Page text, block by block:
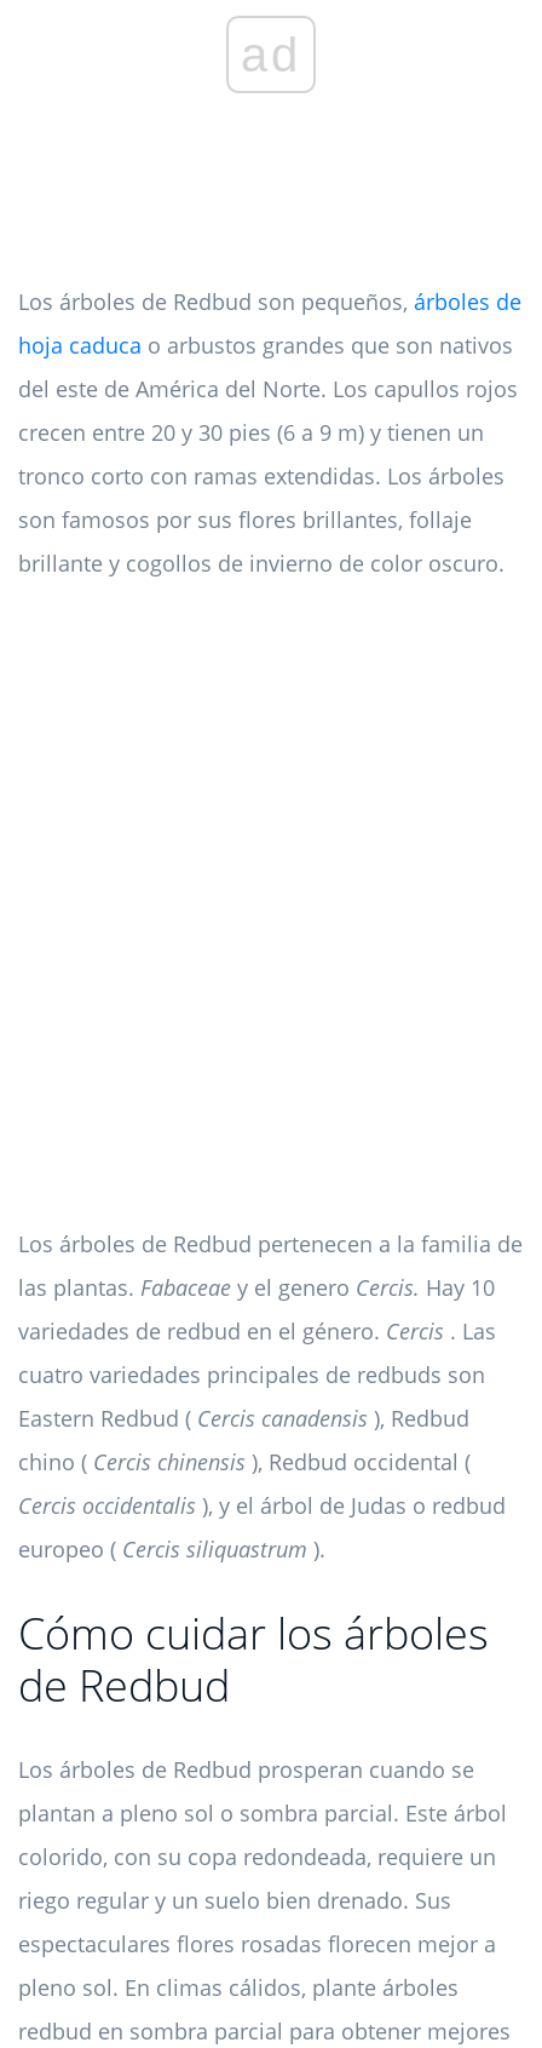
ad
Los árboles de Redbud son pequeños, árboles de
hoja caduca o arbustos grandes que son nativos
del este de América del Norte. Los capullos rojos
crecen entre 20 y 30 pies (6 a 9 m) y tienen un
tronco corto con ramas extendidas. Los árboles
son famosos por sus flores brillantes, follaje
brillante y cogollos de invierno de color oscuro.
Los árboles de Redbud pertenecen a la familia de
las plantas. Fabaceae y el genero Cercis. Hay 10
variedades de redbud en el género. Cercis . Las
cuatro variedades principales de redbuds son
Eastern Redbud ( Cercis canadensis ), Redbud
chino ( Cercis chinensis ), Redbud occidental (
Cercis occidentalis ), y el árbol de Judas o redbud
europeo ( Cercis siliquastrum ).
Cómo cuidar los árboles
de Redbud
Los árboles de Redbud prosperan cuando se
plantan a pleno sol o sombra parcial. Este árbol
colorido, con su copa redondeada, requiere un
riego regular y un suelo bien drenado. Sus
espectaculares flores rosadas florecen mejor a
pleno sol. En climas cálidos, plante árboles
redbud en sombra parcial para obtener mejores